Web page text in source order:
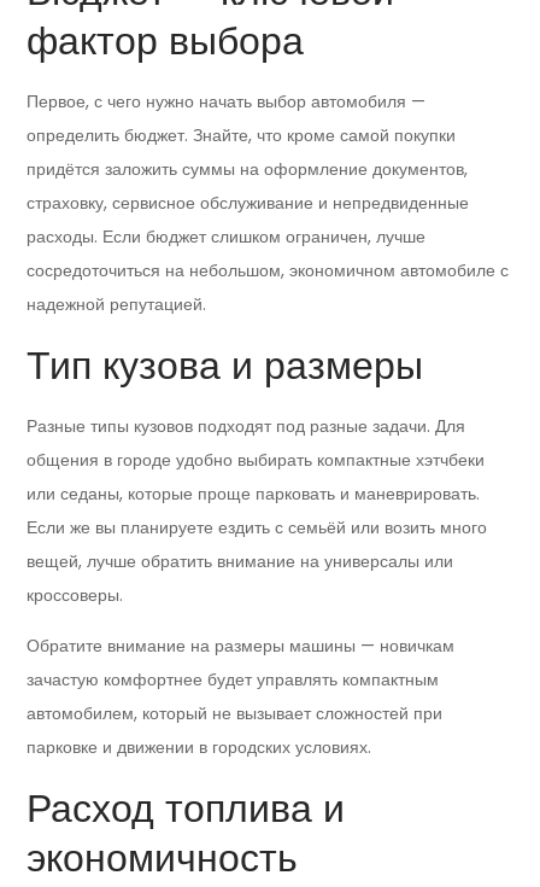
фактор выбора
Первое, с чего нужно начать выбор автомобиля —
определить бюджет. Знайте, что кроме самой покупки
придётся заложить суммы на оформление документов,
страховку, сервисное обслуживание и непредвиденные
расходы. Если бюджет слишком ограничен, лучше
сосредоточиться на небольшом, экономичном автомобиле с
надежной репутацией.
Тип кузова и размеры
Разные типы кузовов подходят под разные задачи. Для
общения в городе удобно выбирать компактные хэтчбеки
или седаны, которые проще парковать и маневрировать.
Если же вы планируете ездить с семьёй или возить много
вещей, лучше обратить внимание на универсалы или
кроссоверы.
Обратите внимание на размеры машины — новичкам
зачастую комфортнее будет управлять компактным
автомобилем, который не вызывает сложностей при
парковке и движении в городских условиях.
Расход топлива и
экономичность